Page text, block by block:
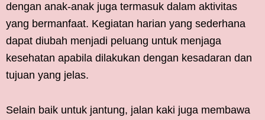
dengan anak-anak juga termasuk dalam aktivitas
yang bermanfaat. Kegiatan harian yang sederhana
dapat diubah menjadi peluang untuk menjaga
kesehatan apabila dilakukan dengan kesadaran dan
tujuan yang jelas.
Selain baik untuk jantung, jalan kaki juga membawa